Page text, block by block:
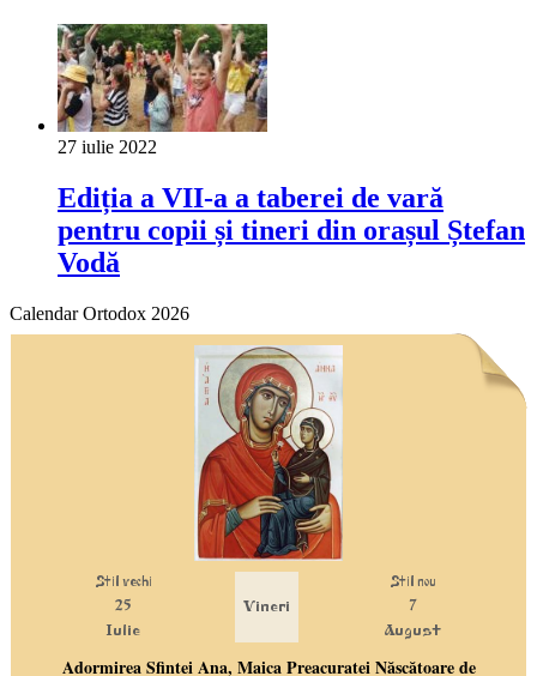
27 iulie 2022
Ediția a VII-a a taberei de vară
pentru copii și tineri din orașul Ștefan
Vodă
Calendar Ortodox 2026